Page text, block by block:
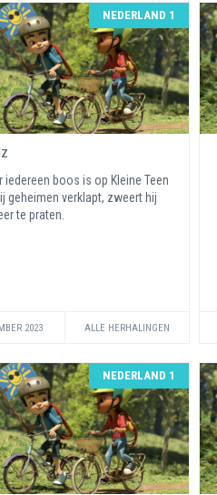
NEDERLAND 1
iedereen boos is op Kleine Teen
geheimen verklapt, zweert hij
te praten.
2023 ALLE HERHALINGEN
NEDERLAND 1